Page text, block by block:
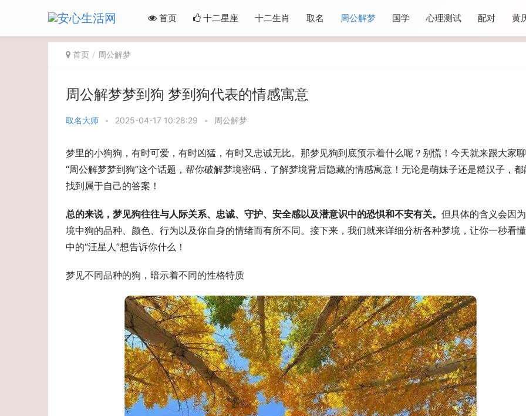
首页 十二星座 十二生肖 取名 周公解梦 国学 心理测试 配对 黄
首页 周公解梦
周公解梦梦到狗 梦到狗代表的情感寓意
取名大师 • 2025-04-17 10:28:29 • 周公解梦
梦里的小狗狗，有时可爱，有时凶猛，有时又忠诚无比。那梦见狗到底预示着什么呢？别慌！今天就来跟大家
“周公解梦梦到狗”这个话题，帮你破解梦境密码，了解梦境背后隐藏的情感寓意！无论是萌妹子还是糙汉子，都
找到属于自己的答案！
总的来说，梦见狗往往与人际关系、忠诚、守护、安全感以及潜意识中的恐惧和不安有关。 但具体的含义会因
境中狗的品种、颜色、行为以及你自身的情绪而有所不同。接下来，我们就来详细分析各种梦境，让你一秒看
中的“汪星人”想告诉你什么！
梦见不同品种的狗，暗示着不同的性格特质